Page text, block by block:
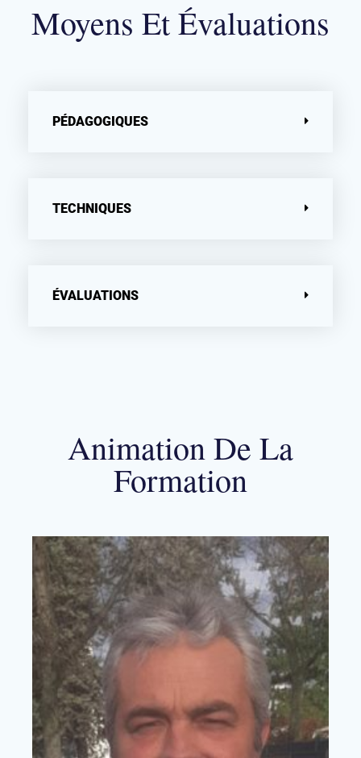
Moyens Et Évaluations
PÉDAGOGIQUES
TECHNIQUES
ÉVALUATIONS
Animation De La
Formation